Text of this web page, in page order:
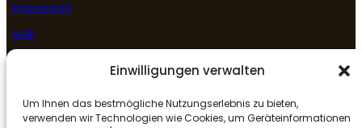
Einwilligungen verwalten
Um Ihnen das bestmögliche Nutzungserlebnis zu bieten,
verwenden wir Technologien wie Cookies, um Geräteinformationen
Impressum
AGB
Folge uns